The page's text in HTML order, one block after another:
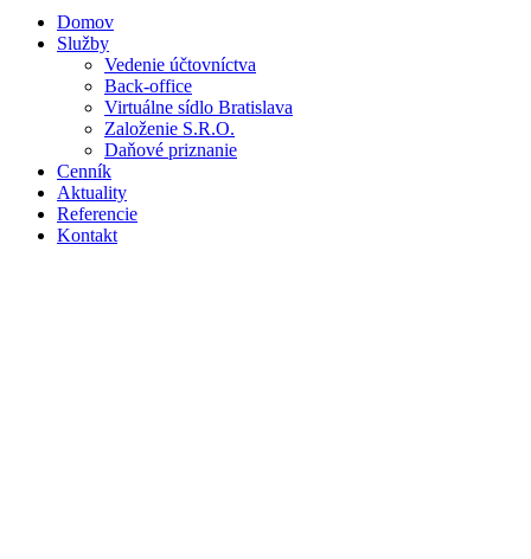
Domov
Služby
Vedenie účtovníctva
Back-office
Virtuálne sídlo Bratislava
Založenie S.R.O.
Daňové priznanie
Cenník
Aktuality
Referencie
Kontakt